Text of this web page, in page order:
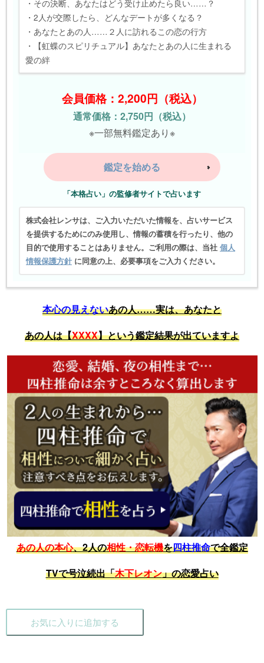
・その決断、あなたはどう受け止めたら良い……？
・2人が交際したら、どんなデートが多くなる？
・あなたとあの人……２人に訪れるこの恋の行方
・【虹蝶のスピリチュアル】あなたとあの人に生まれる
愛の絆
会員価格：2,200円（税込）
通常価格：2,750円（税込）
※一部無料鑑定あり※
鑑定を始める
「本格占い」の監修者サイトで占います
株式会社レンサは、ご入力いただいた情報を、占いサービス
を提供するためにのみ使用し、情報の蓄積を行ったり、他の
目的で使用することはありません。ご利用の際は、当社 個人
情報保護方針 に同意の上、必要事項をご入力ください。
本心の見えないあの人……実は、あなたと
あの人は【XXXX】という鑑定結果が出ていますよ
あの人の本心、2人の相性・恋転機を四柱推命で全鑑定
TVで号泣続出「木下レオン」の恋愛占い
お気に入りに追加する